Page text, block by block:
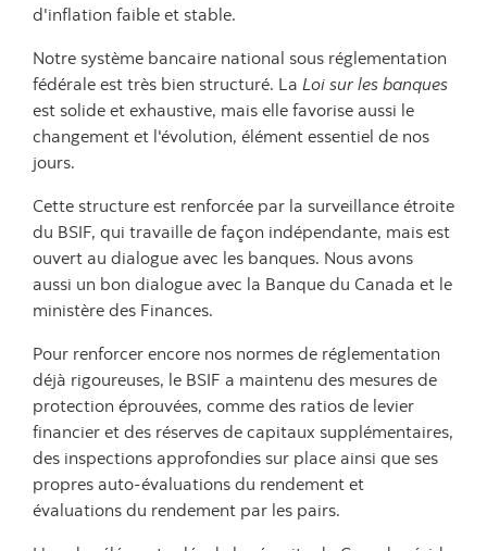
d'inflation faible et stable.
Notre système bancaire national sous réglementation
fédérale est très bien structuré. La Loi sur les banques
est solide et exhaustive, mais elle favorise aussi le
changement et l'évolution, élément essentiel de nos
jours.
Cette structure est renforcée par la surveillance étroite
du BSIF, qui travaille de façon indépendante, mais est
ouvert au dialogue avec les banques. Nous avons
aussi un bon dialogue avec la Banque du Canada et le
ministère des Finances.
Pour renforcer encore nos normes de réglementation
déjà rigoureuses, le BSIF a maintenu des mesures de
protection éprouvées, comme des ratios de levier
financier et des réserves de capitaux supplémentaires,
des inspections approfondies sur place ainsi que ses
propres auto-évaluations du rendement et
évaluations du rendement par les pairs.